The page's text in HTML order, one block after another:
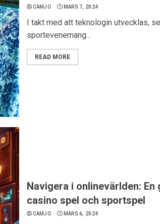
CAMJO MARS 7, 2024
I takt med att teknologin utvecklas,
sportevenemang...
READ MORE
Navigera i onlinevärlden:
casino spel och sportspel
CAMJO MARS 6, 2024